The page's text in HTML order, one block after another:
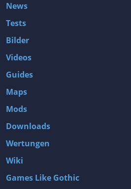
News
Tests
Bilder
Videos
Guides
Maps
Mods
Downloads
Wertungen
Wiki
Games Like Gothic